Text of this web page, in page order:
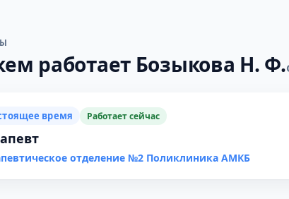
работает Бозыкова Н. Ф.
время Работает сейчас
отделение №2 Поликлиника АМКБ